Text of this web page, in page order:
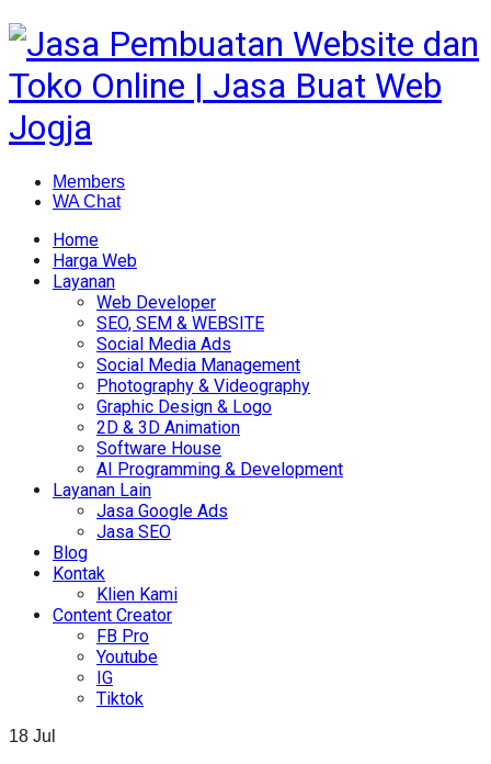
Members
WA Chat
Home
Harga Web
Layanan
Web Developer
SEO, SEM & WEBSITE
Social Media Ads
Social Media Management
Photography & Videography
Graphic Design & Logo
2D & 3D Animation
Software House
AI Programming & Development
Layanan Lain
Jasa Google Ads
Jasa SEO
Blog
Kontak
Klien Kami
Content Creator
FB Pro
Youtube
IG
Tiktok
18 Jul